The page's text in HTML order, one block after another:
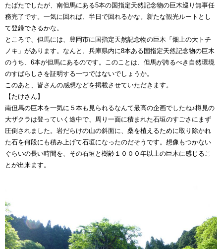
たばたでしたが、南但馬にある5本の国指定天然記念物の巨木巡り無事任
務完了です。一気に回れば、半日で回れるかな。新たな観光ルートとし
て登録できるかな。
ところで、但馬には、豊岡市に国指定天然記念物の巨木「畑上の大トチ
ノキ」があります。なんと、兵庫県内に8本ある国指定天然記念物の巨木
のうち、6本が但馬にあるのです。このことは、但馬が誇るべき自然環境
のすばらしさを証明する一つではないでしょうか。
このあと、皆さんの感想などを掲載させていただきます。
【たけさん】
南但馬の巨木を一気に５本も見られるなんて最高の企画でしたね♪樽見の
大ザクラは登っていく途中で、周り一面に積まれた石垣のすごさにまず
圧倒されました。岩だらけの山の斜面に、桑を植えるために取り除かれ
た石を何段にも積み上げて石垣になったのだそうです。想像もつかない
ぐらいの長い時間を、その石垣と樹齢１０００年以上の巨木に感じるこ
とが出来ます。